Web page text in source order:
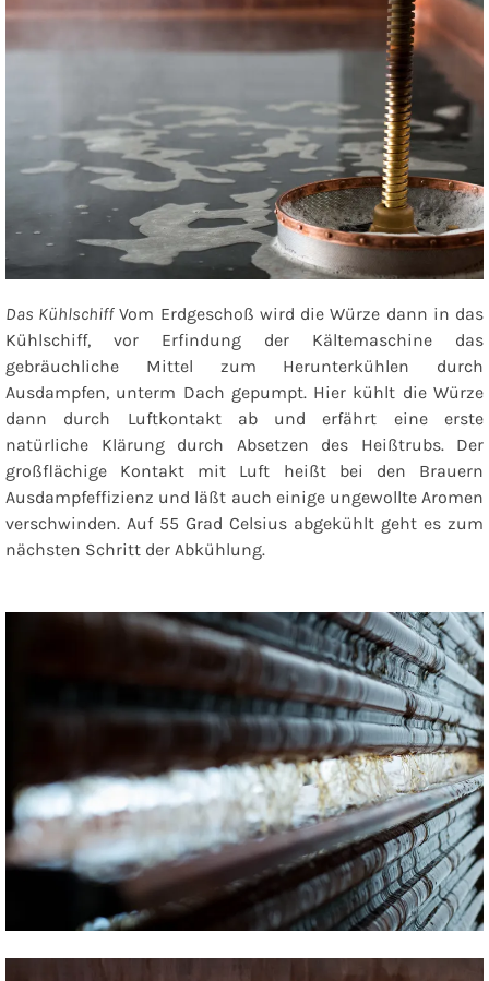
Das KühlschiffVom Erdgeschoß wird die Würze dann in das
Kühlschiff, vor Erfindung der Kältemaschine das
gebräuchliche Mittel zum Herunterkühlen durch
Ausdampfen, unterm Dach gepumpt. Hier kühlt die Würze
dann durch Luftkontakt ab und erfährt eine erste
natürliche Klärung durch Absetzen des Heißtrubs. Der
großflächige Kontakt mit Luft heißt bei den Brauern
Ausdampfeffizienz und läßt auch einige ungewollte Aromen
verschwinden. Auf 55 Grad Celsius abgekühlt geht es zum
nächsten Schritt der Abkühlung.